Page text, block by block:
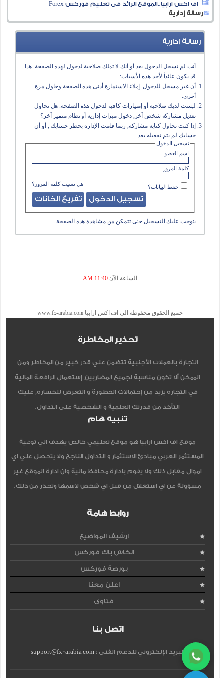
اف اكس ارابيا..الموقع الرائد فى تعليم فوركس Forex
رسالة إدارية
رسالة إدارية
أنت لم تسجل الدخول بعد أو أنك لا تملك صلاحية لدخول لهذه الصفحة. هذا
قد يكون عائداً لأحد هذه الأسباب:
أن غير مسجل للدخول. إملاء الاستمارة أدنى هذه الصفحة وحاول مرة
أخرى.
ليست لديك صلاحية أو إمتيازات كافية لدخول هذه الصفحة. هل تحاول
تعديل مشاركة شخص آخر, دخول ميزات إدارية أو نظام متميز آخر؟
إذا كنت تحاول كتابة مشاركة, ربما قامت الإدارة بحظر حسابك , أو أن
حسابك لم يتم تفعيله بعد.
تسجيل الدخول
اسم العضو:
كلمة المرور:
هل نسيت كلمة المرور؟ حفظ البيانات؟
يتوجب عليك التسجيل حتى تتمكن من مشاهدة هذه الصفحة.
الساعة الآن 11:40 AM
جميع الحقوق محفوظة الى اف اكس ارابيا www.fx-arabia.com
تحذير المخاطرة
التجارة بالعملات الأجنبية تتضمن علي قدر كبير من المخاطر ومن
الممكن ألا تكون مناسبة لجميع المضاربين, إستعمال الرافعة المالية
في التجاره يزيد من إحتمالات الخطورة و التعرض للخساره, عليك
التأكد من قدرتك العلمية و الشخصية على التداول.
تنبيه هام
موقع اف اكس ارابيا هو موقع تعليمي خالص يهدف الي توعية
المستثمر العربي مبادئ الاستثمار و التداول الناجح ولا يتحصل علي اي
اموال مقابل ذلك ولا يقوم بادارة محافظ مالية وان ادارة الموقع غير
مسؤولة عن اي استغلال من قبل اي شخص لاسمها وتحذر من ذلك.
روابط هامة
ارشيف المواضيع
الكاش باك فوركس
بورصة فوركس
اعلن معنا
فتاوى
اتصل بنا
البريد الإلكتروني للدعم الفنى :support@fx-arabia.com